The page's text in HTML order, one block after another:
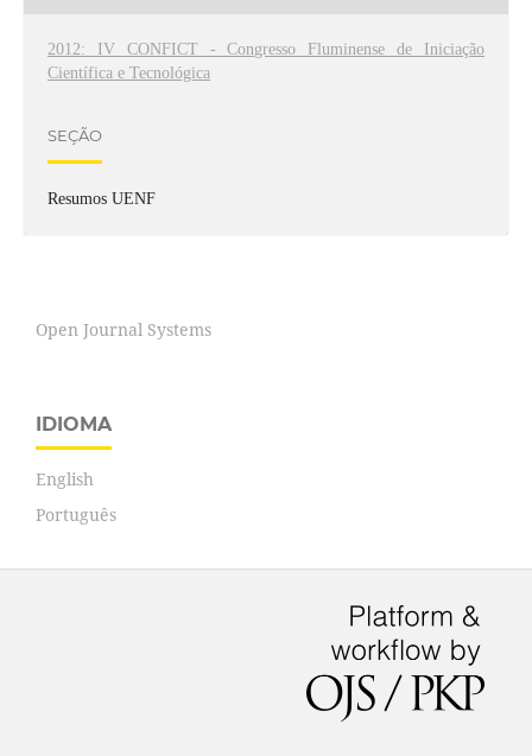
2012: IV CONFICT - Congresso Fluminense de Iniciação
Científica e Tecnológica
SEÇÃO
Resumos UENF
Open Journal Systems
IDIOMA
English
Português